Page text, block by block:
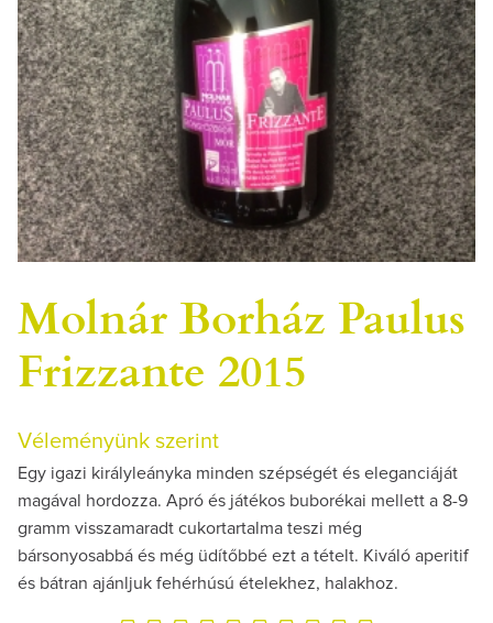
Molnár Borház Paulus
Frizzante 2015
Véleményünk szerint
Egy igazi királyleányka minden szépségét és eleganciáját
magával hordozza. Apró és játékos buborékai mellett a 8-9
gramm visszamaradt cukortartalma teszi még
bársonyosabbá és még üdítőbbé ezt a tételt. Kiváló aperitif
és bátran ajánljuk fehérhúsú ételekhez, halakhoz.